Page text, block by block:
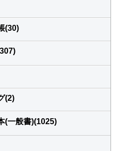
(30)
(2)
(一般書)(1025)